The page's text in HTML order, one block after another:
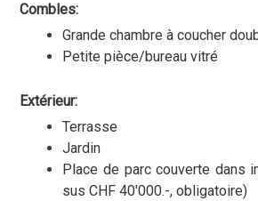
Combles:
Grande chambre à coucher
Petite pièce/bureau vitré
Extérieur:
Terrasse
Jardin
Place de parc couverte dans
sus CHF 40'000.-, obligatoire)